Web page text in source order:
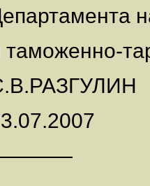
таможенно-